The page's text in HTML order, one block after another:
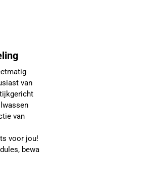
van
van
voor jou!
bewa